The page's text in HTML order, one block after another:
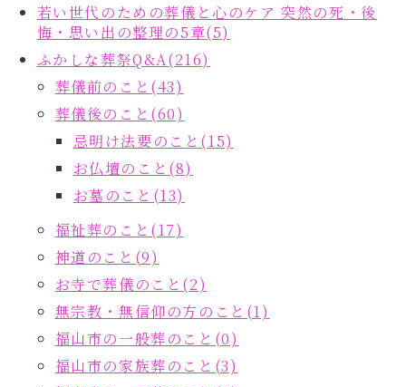
若い世代のための葬儀と心のケア 突然の死・後
悔・思い出の整理の5章(5)
ふかしな葬祭Q&A(216)
葬儀前のこと(43)
葬儀後のこと(60)
忌明け法要のこと(15)
お仏壇のこと(8)
お墓のこと(13)
福祉葬のこと(17)
神道のこと(9)
お寺で葬儀のこと(2)
無宗教・無信仰の方のこと(1)
福山市の一般葬のこと(0)
福山市の家族葬のこと(3)